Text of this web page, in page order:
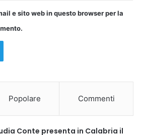
e sito web in questo browser per la
Popolare Commenti
Conte presenta in Calabria il